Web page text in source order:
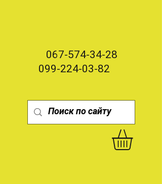
067-574-34-28
099-224-03-82